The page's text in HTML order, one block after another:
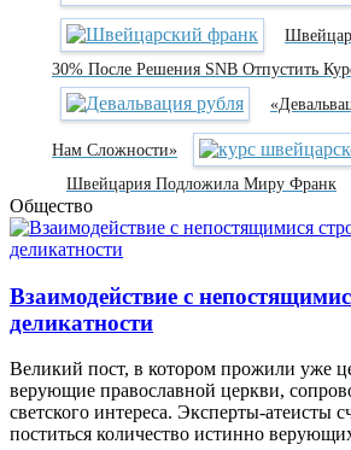
30% После Решения SNB Отпустить
Нам Сложности»
Швейцария Подложила Миру Франк
Общество
Взаимодействие с
деликатности
Великий пост, в котором прожили уже
верующие православной церкви,
светского интереса. Эксперты-
поститься количество истинно